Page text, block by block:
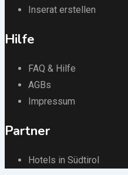
Inserat erstellen
Hilfe
FAQ & Hilfe
AGBs
Impressum
Partner
Hotels in Südtirol